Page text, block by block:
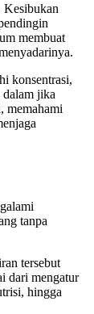
Kesibukan
membuat
konsentrasi,
dalam jika
memahami
tanpa
tersebut
dari mengatur
hingga